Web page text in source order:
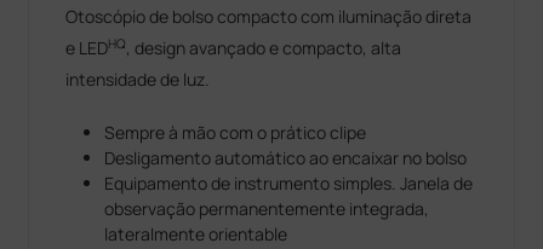
Otoscópio de bolso compacto com iluminação direta
e LEDHQ, design avançado e compacto, alta
intensidade de luz.
Sempre à mão com o prático clipe
Desligamento automático ao encaixar no bolso
Equipamento de instrumento simples. Janela de
observação permanentemente integrada,
lateralmente orientable